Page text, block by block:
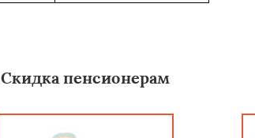
Скидка пенсионерам